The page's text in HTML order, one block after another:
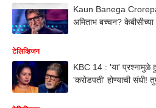
Kaun Banega
अमिताभ बच्चन?
टेलिव्हिजन
KBC 14 : 'या' प्रश्नामुळे
'करोडपती' होण्याची संधी!